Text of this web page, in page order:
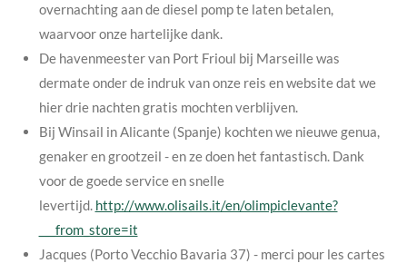
overnachting aan de diesel pomp te laten betalen,
waarvoor onze hartelijke dank.
De havenmeester van Port Frioul bij Marseille was
dermate onder de indruk van onze reis en website dat we
hier drie nachten gratis mochten verblijven.
Bij Winsail in Alicante (Spanje) kochten we nieuwe genua,
genaker en grootzeil - en ze doen het fantastisch. Dank
voor de goede service en snelle
levertijd. http://www.olisails.it/en/olimpiclevante?
___from_store=it
Jacques (Porto Vecchio Bavaria 37) - merci pour les cartes